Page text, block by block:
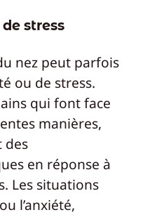
stress
nez peut parfois
ou de stress.
qui font face
manières,
des
en réponse à
Les situations
l’anxiété,